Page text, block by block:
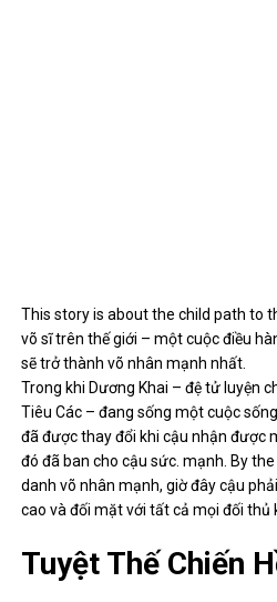
This story is about the child path to
võ sĩ trên thế giới – một cuộc điều
sẽ trở thành võ nhân mạnh nhất.
Trong khi Dương Khai – đệ tử luyện
Tiêu Các – đang sống một cuộc
đã được thay đổi khi cậu nhận được
đó đã ban cho cậu sức. mạnh. By
danh võ nhân mạnh, giờ đây cậu
cao và đối mặt với tất cả mọi đối thủ
Tuyệt Thế Chiến